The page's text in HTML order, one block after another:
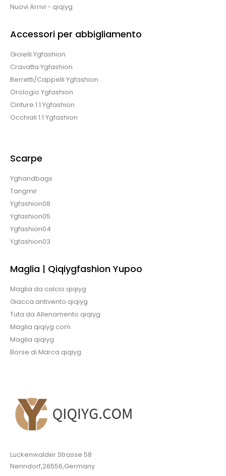
Nuovi Arrivi - qiqiyg
Accessori per abbigliamento
Gioielli Ygfashion
Cravatta Ygfashion
Berretti/Cappelli Ygfashion
Orologio Ygfashion
Cinture 1:1 Ygfashion
Occhiali 1:1 Ygfashion
Scarpe
Yghandbags
Tangmir
Ygfashion08
Ygfashion05
Ygfashion04
Ygfashion03
Maglia | Qiqiygfashion Yupoo
Maglia da calcio qiqiyg
Giacca antivento qiqiyg
Tuta da Allenamento qiqiyg
Maglia qiqiyg.com
Maglia qiqiyg
Borse di Marca qiqiyg
Luckenwalder Strasse 58
Nenndorf,26556,Germany